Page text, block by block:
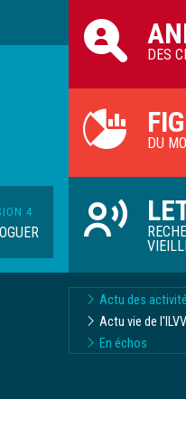
4
ILVV
DES
DU
Actu des
Actu vie de l'ILVV
En échos